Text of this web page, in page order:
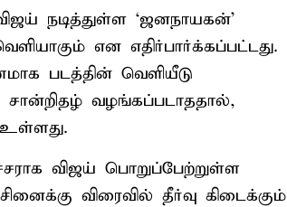
நடித்துள்ள ‘ஜனநாயகன்’
என எதிர்பார்க்கப்பட்டது.
படத்தின் வெளியீடு
சான்றிதழ் வழங்கப்படாததால்,
உள்ளது.
விஜய் பொறுப்பேற்றுள்ள
விரைவில் தீர்வு கிடைக்கும்